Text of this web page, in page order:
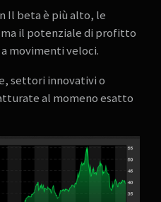
Il beta è più alto, le
il potenziale di profitto
movimenti veloci.
settori innovativi o
al momeno esatto